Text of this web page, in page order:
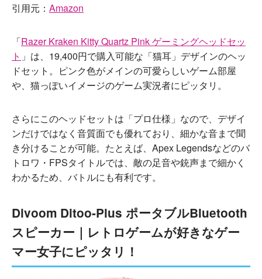
引用元： Amazon
「Razer Kraken Kitty Quartz Pink ゲーミングヘッドセッ
ト 」は、19,400円で購入可能な「猫耳」デザインのヘッ
ドセット。ピンク色がメインの可愛らしいゲーム部屋
や、猫っぽいイメージのゲーム実況者にピッタリ。
さらにこのヘッドセットは「プロ仕様」なので、デザイ
ンだけではなく音質面でも優れており、細かな音まで聞
き分けることが可能。たとえば、Apex Legendsなどのバ
トロワ・FPSタイトルでは、敵の足音や銃声まで細かく
わかるため、バトルにも有利です。
Divoom Ditoo-Plus ポータブルBluetooth
スピーカー｜レトロゲームが好きなゲー
マー女子にピッタリ！